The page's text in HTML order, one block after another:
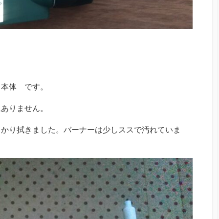
体 です。
りません。
り拭きました。バーナーは少しススで汚れていま